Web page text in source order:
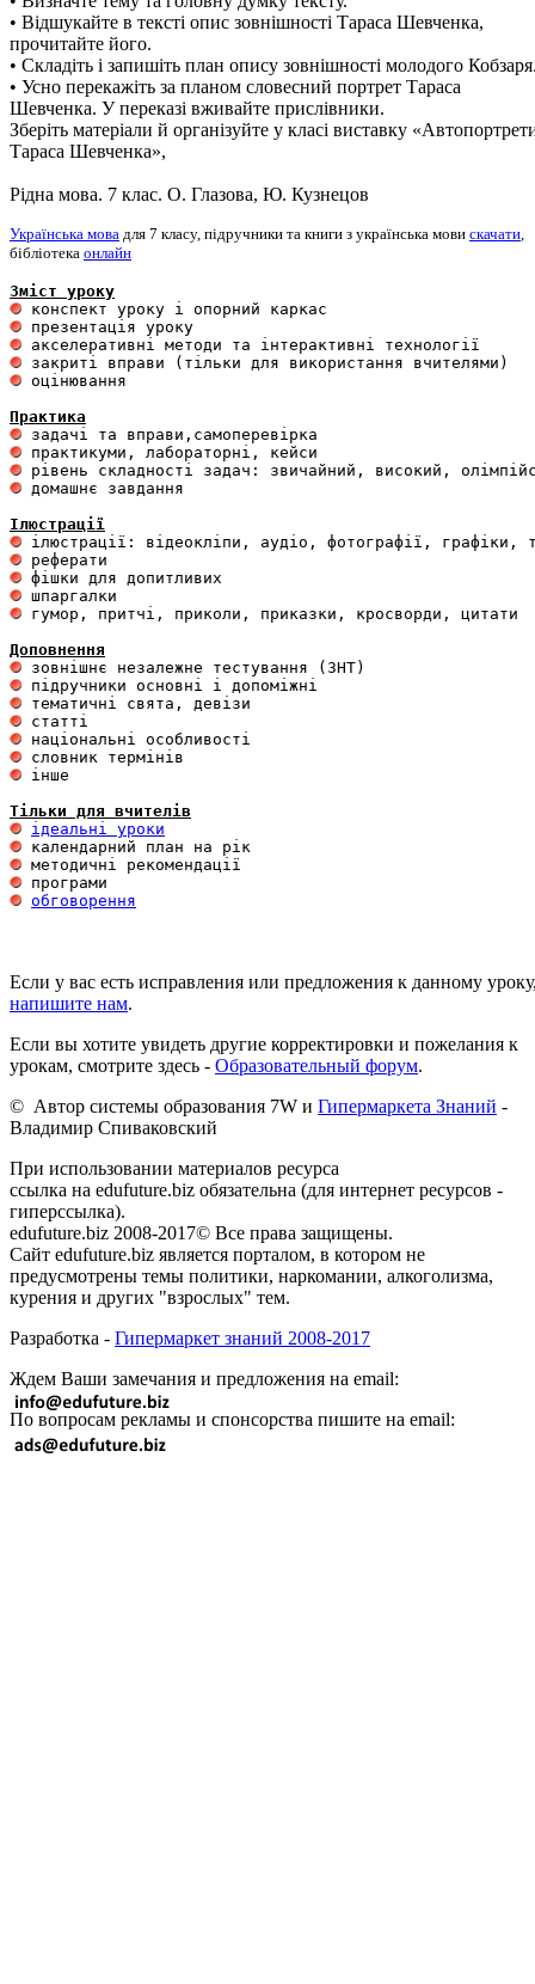
• Відшукайте в тексті опис зовнішності Тараса Шевченка,
прочитайте його.
• Складіть і запишіть план опису зовнішності молодого
• Усно перекажіть за планом словесний портрет Тараса
Шевченка. У переказі вживайте прислівники.
Зберіть матеріали й організуйте у класі виставку
Тараса Шевченка»,
Рідна мова. 7 клас. О. Глазова, Ю. Кузнецов
Українська мова для 7 класу, підручники та книги з українська мови скачати,
бібліотека онлайн
Зміст уроку
оцінювання
Практика
домашнє завдання
Ілюстрації
гумор, притчі, приколи, приказки, кросворди, цитати
Доповнення
інше
Тільки для вчителів
ідеальні уроки
обговорення
Если у вас есть исправления или предложения к данному
напишите нам.
Если вы хотите увидеть другие корректировки и пожелания к
урокам, смотрите здесь - Образовательный форум.
© Автор системы образования 7W и Гипермаркета Знаний -
Владимир Спиваковский
При использовании материалов ресурса
ссылка на edufuture.biz обязательна (для интернет ресурсов -
гиперссылка).
edufuture.biz 2008-2017© Все права защищены.
Сайт edufuture.biz является порталом, в котором не
предусмотрены темы политики, наркомании, алкоголизма,
курения и других "взрослых" тем.
Разработка - Гипермаркет знаний 2008-2017
Ждем Ваши замечания и предложения на email:
По вопросам рекламы и спонсорства пишите на email: